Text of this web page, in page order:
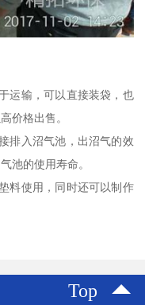
运输，可以直接装袋，也
价格出售。
排入沼气池，出沼气的效
池的使用寿命。
料使用，同时还可以制作
Top